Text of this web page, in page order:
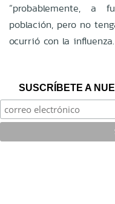
“probablemente, a
población, pero no
ocurrió con la influenza.
SUSCRÍBETE A